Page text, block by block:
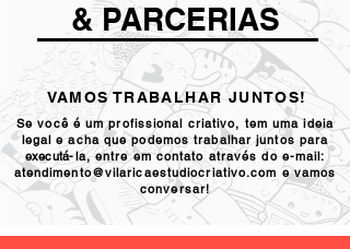
& PARCERIAS
VAMOS TRABALHAR JUNTOS!
Se você é um profissional criativo, tem uma ideia
legal e acha quepodemos trabalhar juntos para
executá-la, entre em contato através do e-mail:
atendimento@vilaricaestudiocriativo.com e vamos
conversar!